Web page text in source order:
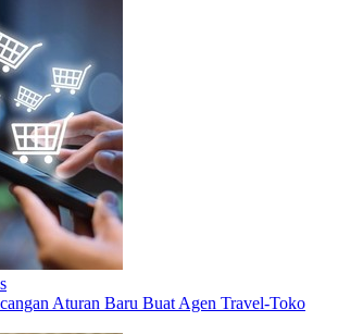
Aturan Baru Buat Agen Travel-Toko